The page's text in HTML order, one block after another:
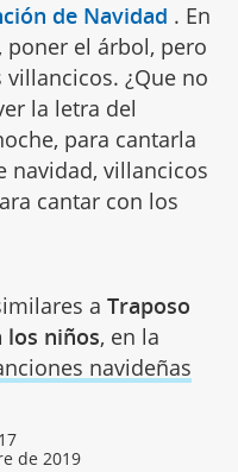
de Navidad . En
el árbol, pero
¿Que no
la letra del
para cantarla
navidad, villancicos
cantar con los
a Traposo
los niños, en la
navideñas
de 2019